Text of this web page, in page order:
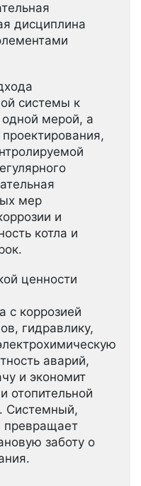
дисциплина
системы к
одной мерой, а
мер
и
котла и
ценности
с коррозией
гидравлику,
аварий,
и экономит
отопительной
Системный,
превращает
заботу о